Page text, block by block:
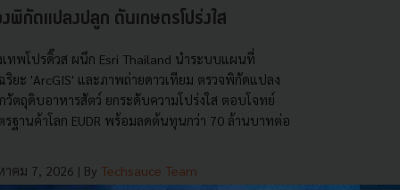
พิกัดแปลงปลูก ดันเกษตรโปร่งใส
เทพโปรดิ๊วส ผนึก Esri Thailand นำระบบแผนที่
ริยะ 'ArcGIS' และภาพถ่ายดาวเทียม ตรวจพิกัดแปลง
วัตถุดิบอาหารสัตว์ ยกระดับความโปร่งใส ตอบโจทย์
รฐานค้าโลก EUDR พร้อมลดต้นทุนกว่า 70 ล้านบาทต่อ
าคม 7, 2026 | By Techsauce Team